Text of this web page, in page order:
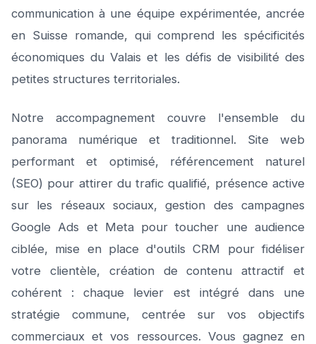
communication à une équipe expérimentée, ancrée
en Suisse romande, qui comprend les spécificités
économiques du Valais et les défis de visibilité des
petites structures territoriales.
Notre accompagnement couvre l'ensemble du
panorama numérique et traditionnel. Site web
performant et optimisé, référencement naturel
(SEO) pour attirer du trafic qualifié, présence active
sur les réseaux sociaux, gestion des campagnes
Google Ads et Meta pour toucher une audience
ciblée, mise en place d'outils CRM pour fidéliser
votre clientèle, création de contenu attractif et
cohérent : chaque levier est intégré dans une
stratégie commune, centrée sur vos objectifs
commerciaux et vos ressources. Vous gagnez en